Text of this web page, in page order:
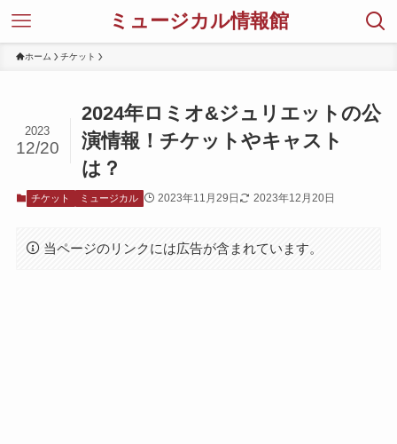
ミュージカル情報館
ホーム チケット
2024年ロミオ&ジュリエットの公
演情報！チケットやキャスト
は？
2023
12/20
チケット ミュージカル 2023年11月29日 2023年12月20日
当ページのリンクには広告が含まれています。